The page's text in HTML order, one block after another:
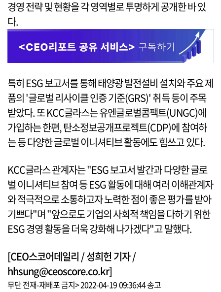
경영 전략 및 현황을 각 영역별로 투명하게 공개한 바 있
다.
특히 ESG 보고서를 통해 태양광 발전설비 설치와 주요 제
품의 '글로벌 리사이클 인증 기준(GRS)' 취득 등이 주목
받았다. 또 KCC글라스는 유엔글로벌콤팩트(UNGC)에
가입하는 한편, 탄소정보공개프로젝트(CDP)에 참여하
는 등 다양한 글로벌 이니셔티브 활동에도 힘쓰고 있다.
KCC글라스 관계자는 "ESG 보고서 발간과 다양한 글로
벌 이니셔티브 참여 등 ESG 활동에 대해 여러 이해관계자
와 적극적으로 소통하고자 노력한 점이 좋은 평가를 받아
기쁘다"며 "앞으로도 기업의 사회적 책임을 다하기 위한
ESG 경영 활동을 더욱 강화해 나가겠다"고 말했다.
[CEO스코어데일리 / 성희헌 기자 /
hhsung@ceoscore.co.kr]
무단 전재-재배포 금지> 2022-04-19 09:36:44 송고